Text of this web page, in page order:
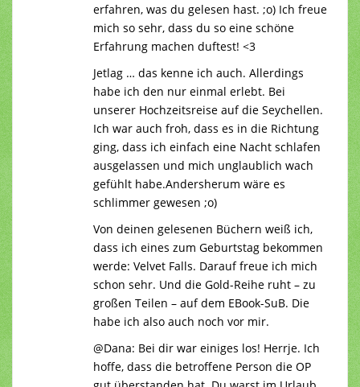
erfahren, was du gelesen hast. ;o) Ich freue
mich so sehr, dass du so eine schöne
Erfahrung machen duftest! <3
Jetlag … das kenne ich auch. Allerdings
habe ich den nur einmal erlebt. Bei
unserer Hochzeitsreise auf die Seychellen.
Ich war auch froh, dass es in die Richtung
ging, dass ich einfach eine Nacht schlafen
ausgelassen und mich unglaublich wach
gefühlt habe.Andersherum wäre es
schlimmer gewesen ;o)
Von deinen gelesenen Büchern weiß ich,
dass ich eines zum Geburtstag bekommen
werde: Velvet Falls. Darauf freue ich mich
schon sehr. Und die Gold-Reihe ruht – zu
großen Teilen – auf dem EBook-SuB. Die
habe ich also auch noch vor mir.
@Dana: Bei dir war einiges los! Herrje. Ich
hoffe, dass die betroffene Person die OP